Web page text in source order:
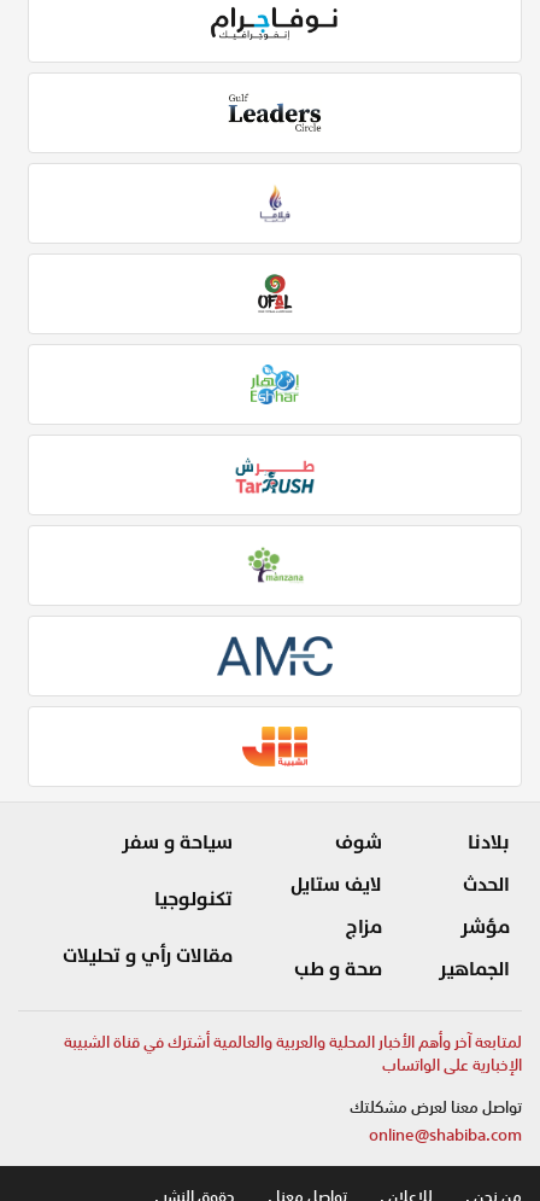
بلادنا
الحدث
مؤشر
الجماهير
شوف
لايف ستايل
مزاج
صحة و طب
سياحة و سفر
تكنولوجيا
مقالات رأي و تحليلات
لمتابعة آخر وأهم الأخبار المحلية والعربية والعالمية أشترك في قناة الشبيبة
الإخبارية على الواتساب
تواصل معنا لعرض مشكلتك
online@shabiba.com